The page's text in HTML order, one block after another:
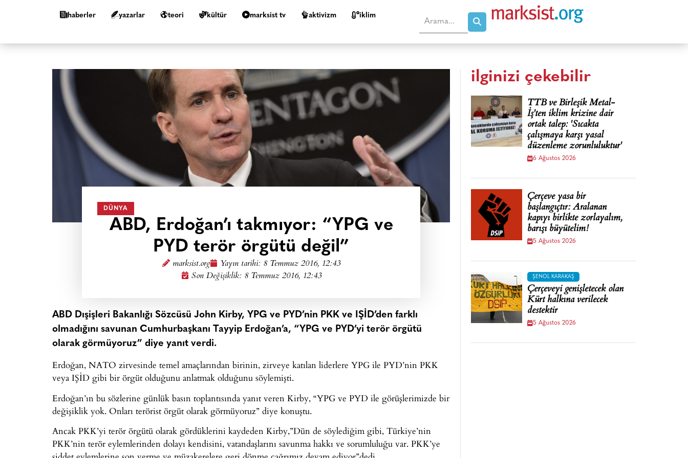
haberler yazarlar teori kültür marksist tv aktivizm i̇klim
DÜNYA
ABD, Erdoğan’ı takmıyor: “YPG ve
PYD terör örgütü değil”
marksist.org Yayın tarihi: 8 Temmuz 2016, 12:43
Son Değişiklik: 8 Temmuz 2016, 12:43
ABD Dışişleri Bakanlığı Sözcüsü John Kirby, YPG ve PYD’nin PKK ve IŞİD’den farklı
olmadığını savunan Cumhurbaşkanı Tayyip Erdoğan’a, “YPG ve PYD’yi terör örgütü
olarak görmüyoruz” diye yanıt verdi.
Erdoğan, NATO zirvesinde temel amaçlarından birinin, zirveye katılan liderlere YPG ile PYD’nin PKK
veya IŞİD gibi bir örgüt olduğunu anlatmak olduğunu söylemişti.
Erdoğan’ın bu sözlerine günlük basın toplantısında yanıt veren Kirby, “YPG ve PYD ile görüşlerimizde bir
değişiklik yok. Onları terörist örgüt olarak görmüyoruz” diye konuştu.
Ancak PKK’yi terör örgütü olarak gördüklerini kaydeden Kirby,”Dün de söylediğim gibi, Türkiye’nin
PKK’nin terör eylemlerinden dolayı kendisini, vatandaşlarını savunma hakkı ve sorumluluğu var. PKK’ye
ilginizi çekebilir
TTB ve Birleşik Metal-
İş'ten iklim krizine dair
ortak talep: 'Sıcakta
çalışmaya karşı yasal
düzenleme zorunluluktur'
6 Ağustos 2026
Çerçeve yasa bir
başlangıçtır: Aralanan
kapıyı birlikte zorlayalım,
barışı büyütelim!
5 Ağustos 2026
ŞENOL KARAKAŞ
Çerçeveyi genişletecek olan
Kürt halkına verilecek
destektir
5 Ağustos 2026